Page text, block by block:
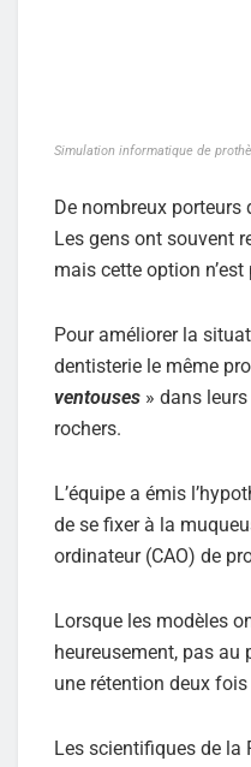
Simulation informatique de
De nombreux porteurs
Les gens ont souvent
mais cette option
Pour améliorer la
dentisterie le même
ventouses » dans
rochers.
L’équipe a émis
de se fixer à la
ordinateur (CAO) de
Lorsque les modèles
heureusement, pas au
une rétention deux
Les scientifiques de la